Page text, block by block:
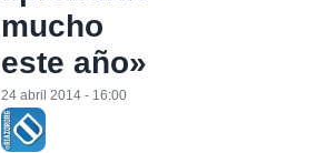
mucho
este año»
24 abril 2014 - 16:00